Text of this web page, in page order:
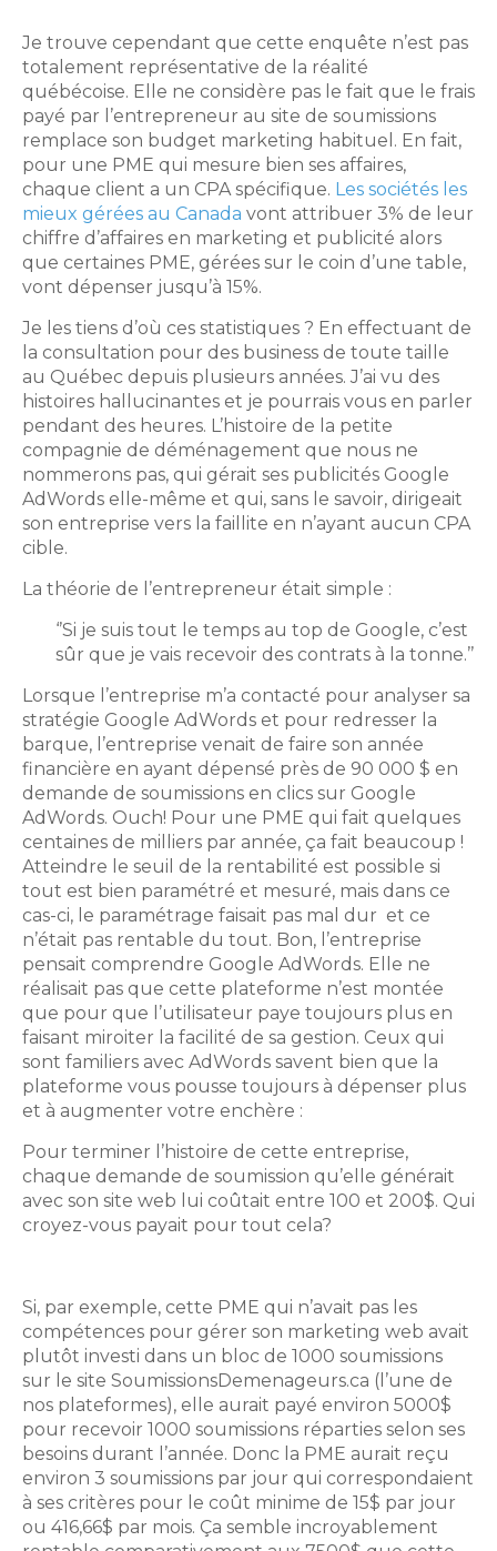
Je trouve cependant que cette enquête n’est pas
totalement représentative de la réalité
québécoise. Elle ne considère pas le fait que le frais
payé par l’entrepreneur au site de soumissions
remplace son budget marketing habituel. En fait,
pour une PME qui mesure bien ses affaires,
chaque client a un CPA spécifique. Les sociétés les
mieux gérées au Canada vont attribuer 3% de leur
chiffre d’affaires en marketing et publicité alors
que certaines PME, gérées sur le coin d’une table,
vont dépenser jusqu’à 15%.
Je les tiens d’où ces statistiques ? En effectuant de
la consultation pour des business de toute taille
au Québec depuis plusieurs années. J’ai vu des
histoires hallucinantes et je pourrais vous en parler
pendant des heures. L’histoire de la petite
compagnie de déménagement que nous ne
nommerons pas, qui gérait ses publicités Google
AdWords elle-même et qui, sans le savoir, dirigeait
son entreprise vers la faillite en n’ayant aucun CPA
cible.
La théorie de l’entrepreneur était simple :
‘’Si je suis tout le temps au top de Google, c’est
sûr que je vais recevoir des contrats à la tonne.’’
Lorsque l’entreprise m’a contacté pour analyser sa
stratégie Google AdWords et pour redresser la
barque, l’entreprise venait de faire son année
financière en ayant dépensé près de 90 000 $ en
demande de soumissions en clics sur Google
AdWords. Ouch! Pour une PME qui fait quelques
centaines de milliers par année, ça fait beaucoup !
Atteindre le seuil de la rentabilité est possible si
tout est bien paramétré et mesuré, mais dans ce
cas-ci, le paramétrage faisait pas mal dur et ce
n’était pas rentable du tout. Bon, l’entreprise
pensait comprendre Google AdWords. Elle ne
réalisait pas que cette plateforme n’est montée
que pour que l’utilisateur paye toujours plus en
faisant miroiter la facilité de sa gestion. Ceux qui
sont familiers avec AdWords savent bien que la
plateforme vous pousse toujours à dépenser plus
et à augmenter votre enchère :
Pour terminer l’histoire de cette entreprise,
chaque demande de soumission qu’elle générait
avec son site web lui coûtait entre 100 et 200$. Qui
croyez-vous payait pour tout cela?
Si, par exemple, cette PME qui n’avait pas les
compétences pour gérer son marketing web avait
plutôt investi dans un bloc de 1000 soumissions
sur le site SoumissionsDemenageurs.ca (l’une de
nos plateformes), elle aurait payé environ 5000$
pour recevoir 1000 soumissions réparties selon ses
besoins durant l’année. Donc la PME aurait reçu
environ 3 soumissions par jour qui correspondaient
à ses critères pour le coût minime de 15$ par jour
ou 416,66$ par mois. Ça semble incroyablement